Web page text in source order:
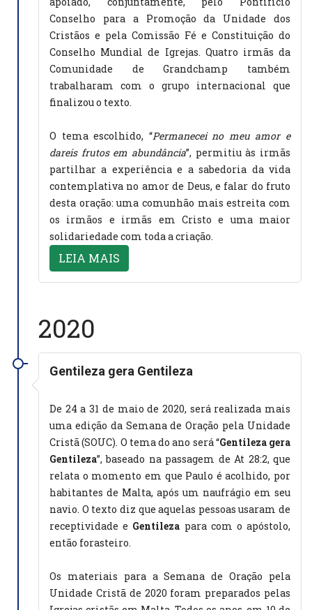
Conselho para a Promoção da Unidade dos
Cristãos e pela Comissão Fé e Constituição do
Conselho Mundial de Igrejas. Quatro irmãs da
Comunidade de Grandchamp também
trabalharam com o grupo internacional que
finalizou o texto.
O tema escolhido, “Permanecei no meu amor e
dareis frutos em abundância”, permitiu às irmãs
partilhar a experiência e a sabedoria da vida
contemplativa no amor de Deus, e falar do fruto
desta oração: uma comunhão mais estreita com
os irmãos e irmãs em Cristo e uma maior
solidariedade com toda a criação.
LEIA MAIS
2020
Gentileza gera Gentileza
De 24 a 31 de maio de 2020, será realizada mais
uma edição da Semana de Oração pela Unidade
Cristã (SOUC). O tema do ano será “Gentileza gera
Gentileza”, baseado na passagem de At 28:2, que
relata o momento em que Paulo é acolhido, por
habitantes de Malta, após um naufrágio em seu
navio. O texto diz que aquelas pessoas usaram de
receptividade e Gentileza para com o apóstolo,
então forasteiro.
Os materiais para a Semana de Oração pela
Unidade Cristã de 2020 foram preparados pelas